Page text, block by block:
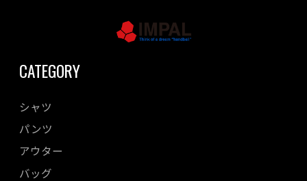
CATEGORY
シャツ
パンツ
アウター
バッグ